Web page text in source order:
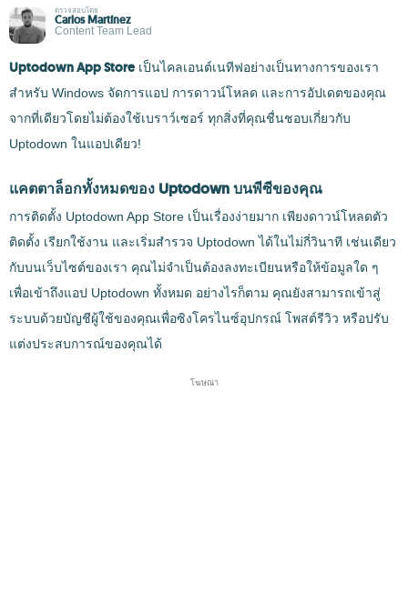
ตรวจสอบโดย
Carlos Martínez
Content Team Lead
Uptodown App Store เป็นไคลเอนต์เนทีฟอย่างเป็นทางการของเรา
สำหรับ Windows จัดการแอป การดาวน์โหลด และการอัปเดตของคุณ
จากที่เดียวโดยไม่ต้องใช้เบราว์เซอร์ ทุกสิ่งที่คุณชื่นชอบเกี่ยวกับ
Uptodown ในแอปเดียว!
แคตตาล็อกทั้งหมดของ Uptodown บนพีซีของคุณ
การติดตั้ง Uptodown App Store เป็นเรื่องง่ายมาก เพียงดาวน์โหลดตัว
ติดตั้ง เรียกใช้งาน และเริ่มสำรวจ Uptodown ได้ในไม่กี่วินาที เช่นเดียว
กับบนเว็บไซต์ของเรา คุณไม่จำเป็นต้องลงทะเบียนหรือให้ข้อมูลใด ๆ
เพื่อเข้าถึงแอป Uptodown ทั้งหมด อย่างไรก็ตาม คุณยังสามารถเข้าสู่
ระบบด้วยบัญชีผู้ใช้ของคุณเพื่อซิงโครไนซ์อุปกรณ์ โพสต์รีวิว หรือปรับ
แต่งประสบการณ์ของคุณได้
โฆษณา